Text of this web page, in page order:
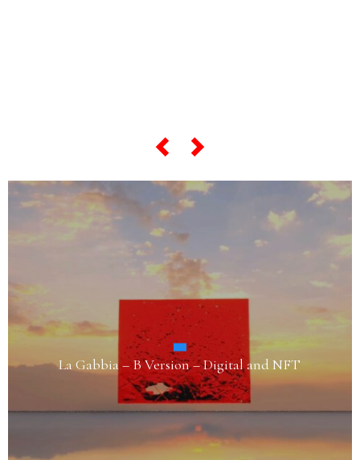
Sessantuno-Sessantadue – “Il Cuore della Terra
(B-C Version)”